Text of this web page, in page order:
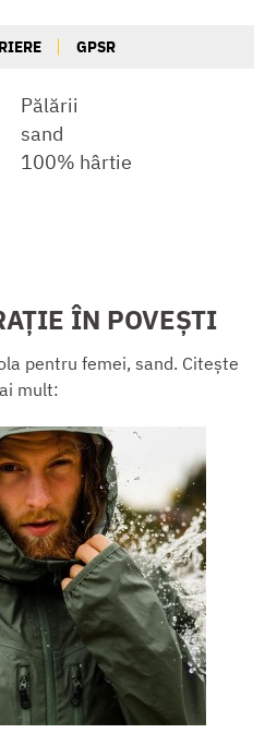
GPSR
Pălării
sand
100% hârtie
ÎN POVEȘTI
pentru femei, sand. Citește
mult: